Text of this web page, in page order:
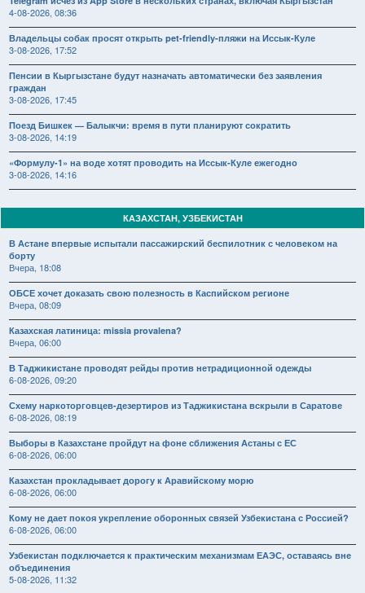
4-08-2026, 08:36
Владельцы собак просят открыть pet-friendly-пляжи на Иссык-Куле
3-08-2026, 17:52
Пенсии в Кыргызстане будут назначать автоматически без заявления
граждан
3-08-2026, 17:45
Поезд Бишкек — Балыкчи: время в пути планируют сократить
3-08-2026, 14:19
«Формулу-1» на воде хотят проводить на Иссык-Куле ежегодно
3-08-2026, 14:16
КАЗАХСТАН, УЗБЕКИСТАН
В Астане впервые испытали пассажирский беспилотник с человеком на
борту
Вчера, 18:08
ОБСЕ хочет доказать свою полезность в Каспийском регионе
Вчера, 08:09
Казахская латиница: missia provalena?
Вчера, 06:00
В Таджикистане проводят рейды против нетрадиционной одежды
6-08-2026, 09:20
Схему наркоторговцев-дезертиров из Таджикистана вскрыли в Саратове
6-08-2026, 08:19
Выборы в Казахстане пройдут на фоне сближения Астаны с ЕС
6-08-2026, 06:00
Казахстан прокладывает дорогу к Аравийскому морю
6-08-2026, 06:00
Кому не дает покоя укрепление оборонных связей Узбекистана с Россией?
6-08-2026, 06:00
Узбекистан подключается к практическим механизмам ЕАЭС, оставаясь вне
объединения
5-08-2026, 11:32